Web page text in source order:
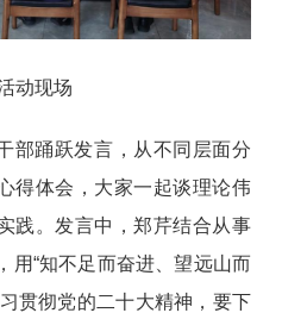
动现场
部踊跃发言，从不同层面分
得体会，大家一起谈理论伟
践。发言中，郑芹结合从事
用“知不足而奋进、望远山而
贯彻党的二十大精神，要下